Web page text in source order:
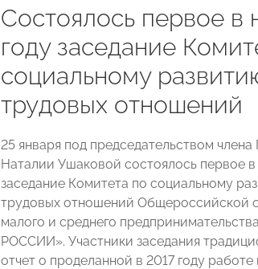
Cостоялось первое в
году заседание
социальному
трудовых отношений
25 января под председательством
Наталии Ушаковой состоялось первое
заседание Комитета по социальному
трудовых отношений Общероссийской
малого и среднего
РОССИИ». Участники заседания
отчет о проделанной в 2017 году